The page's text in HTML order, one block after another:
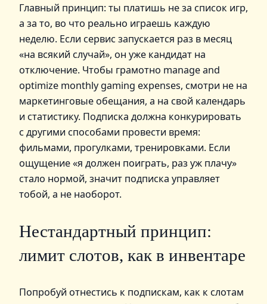
Главный принцип: ты платишь не за список игр,
а за то, во что реально играешь каждую
неделю. Если сервис запускается раз в месяц
«на всякий случай», он уже кандидат на
отключение. Чтобы грамотно manage and
optimize monthly gaming expenses, смотри не на
маркетинговые обещания, а на свой календарь
и статистику. Подписка должна конкурировать
с другими способами провести время:
фильмами, прогулками, тренировками. Если
ощущение «я должен поиграть, раз уж плачу»
стало нормой, значит подписка управляет
тобой, а не наоборот.
Нестандартный принцип:
лимит слотов, как в инвентаре
Попробуй отнестись к подпискам, как к слотам